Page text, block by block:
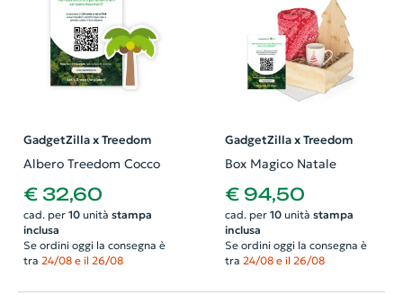
GadgetZilla x Treedom
Albero Treedom Cocco
€ 32,60
cad. per 10unità stampa
inclusa
Se ordini oggi la consegna è
tra 24/08 e il 26/08
GadgetZilla x Treedom
Box Magico Natale
€ 94,50
cad. per 10unità stampa
inclusa
Se ordini oggi la consegna è
tra 24/08 e il 26/08